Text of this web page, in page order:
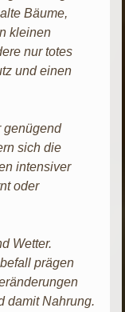
Bäume,
kleinen
nur totes
und einen
genügend
sich die
intensiver
oder
Wetter.
prägen
damit Nahrung.